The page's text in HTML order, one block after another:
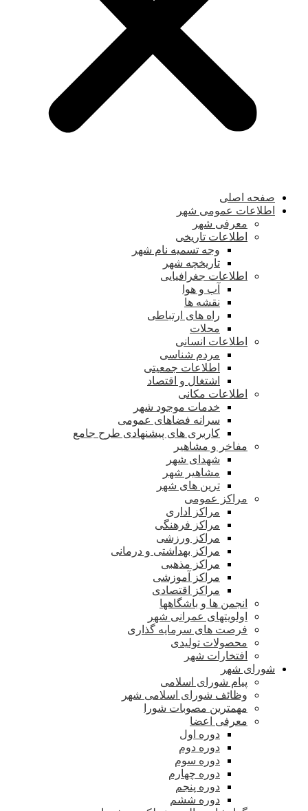
صفحه اصلی
اطلاعات عمومی شهر
معرفی شهر
اطلاعات تاریخی
وجه تسمیه نام شهر
تاریخچه شهر
اطلاعات جغرافیایی
آب و هوا
نقشه ها
راه های ارتباطی
محلات
اطلاعات انسانی
مردم شناسی
اطلاعات جمعیتی
اشتغال و اقتصاد
اطلاعات مکانی
خدمات موجود شهر
سرانه فضاهای عمومی
کاربری های پیشنهادی طرح جامع
مفاخر و مشاهیر
شهدای شهر
مشاهیر شهر
ترین های شهر
مراکز عمومی
مراکز اداری
مراکز فرهنگی
مراکز ورزشی
مراکز بهداشتی و درمانی
مراکز مذهبی
مراکز آموزشی
مراکز اقتصادی
انجمن ها و باشگاهها
اولویتهای عمرانی شهر
فرصت های سرمایه گذاری
محصولات تولیدی
افتخارات شهر
شورای شهر
پیام شورای اسلامی
وظائف شورای اسلامی شهر
مهمترین مصوبات شورا
معرفی اعضا
دوره اول
دوره دوم
دوره سوم
دوره چهارم
دوره پنجم
دوره ششم